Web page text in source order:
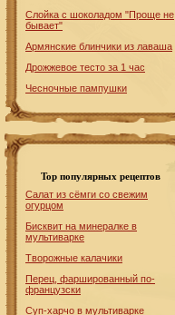
Слойка с шоколадом "Проще не
бывает"
Армянские блинчики из лаваша
Дрожжевое тесто за 1 час
Чесночные пампушки
Top популярных рецептов
Салат из сёмги со свежим
огурцом
Бисквит на минералке в
мультиварке
Творожные калачики
Перец, фаршированный по-
французски
Суп-харчо в мультиварке